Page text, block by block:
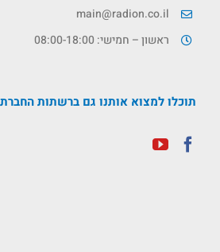
main@radion.co.il
ראשון – חמישי: 08:00-18:00
תוכלו למצוא אותנו גם ברשתות